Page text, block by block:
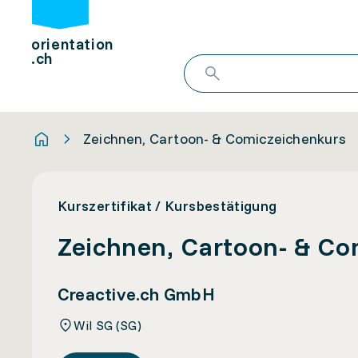
orientation
.ch
Zeichnen, Cartoon- & Comiczeichenkurs
Kurszertifikat / Kursbestätigung
Zeichnen, Cartoon- &
Creactive.ch GmbH
Wil SG (SG)